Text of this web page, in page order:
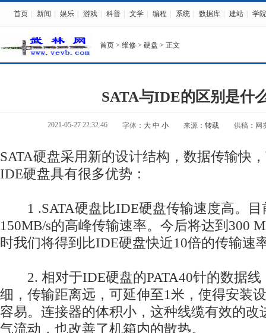
首页 新闻 娱乐 游戏 科普 文学 编程 系统 数据库 建站 学院
首页 > 维修 > 硬盘 > 正文
SATA与IDE的区别是什
2021-05-27 22:32:46 字体： 大 中 小 来源： 转载 供稿：网
SATA硬盘采用新的设计结构，数据传输快
IDE硬盘具有很多优势：
1 .SATA硬盘比IDE硬盘传输速度高。目
150MB/s的高峰传输速率。今后将达到300
时我们将得到比IDE硬盘快近10倍的传输速
2. 相对于IDE硬盘的PATA40针的数据线
细，传输距离远，可延伸至1米，使得安装
容易。连接器的体积小，这种线缆有效的改
气流动，也改善了机箱内的散热。